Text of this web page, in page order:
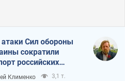
атаки Сил обороны
сократили
российских
Клименко 3,1 т.